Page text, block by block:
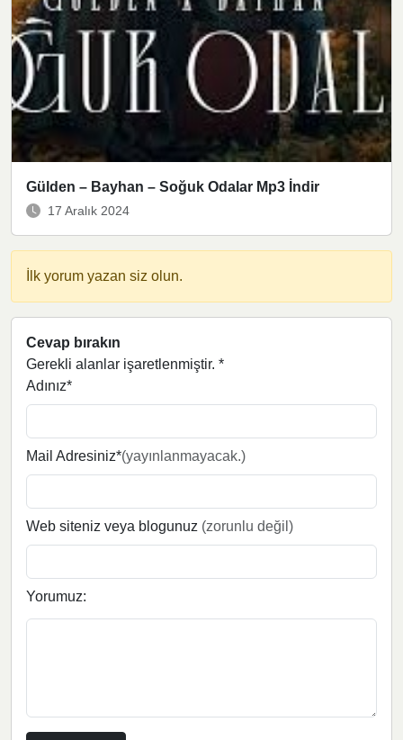
Gülden – Bayhan – Soğuk Odalar Mp3 İndir
17 Aralık 2024
İlk yorum yazan siz olun.
Cevap bırakın
Gerekli alanlar işaretlenmiştir. *
Adınız*
Mail Adresiniz*(yayınlanmayacak.)
Web siteniz veya blogunuz (zorunlu değil)
Yorumuz: